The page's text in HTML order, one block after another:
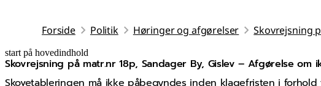
Forside Politik Høringer og afgørelser Skovrejsning
start på hovedindhold
Skovrejsning på matr.nr 18p, Sandager By, Gislev – Afgørelse om
Skovetableringen må ikke påbegyndes inden klagefristen i
senest opdateret 22. januar 2026